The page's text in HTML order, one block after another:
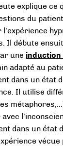
explique ce
du
Il débute
une induction
adapté au
dans un état
Il utilise
dans un état